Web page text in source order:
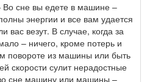
сне вы едете в машине –
энергии и все вам удается
вас везут. В случае, когда за
– ничего, кроме потерь и
повороте из машины или быть
скорости сулит нерадостные
сне машину или машины –